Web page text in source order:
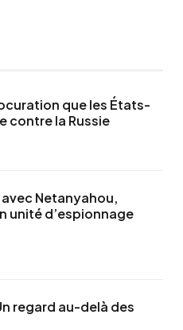
que les États-
contre la Russie
avec Netanyahou,
unité d’espionnage
regard au-delà des